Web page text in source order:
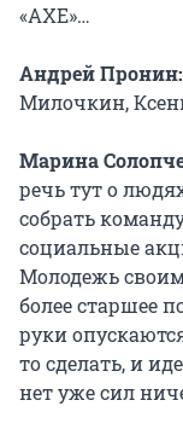
«АХЕ»…
Андрей Пронин:
Милочкин,
Марина
речь тут о
собрать
социальные
Молодежь
более старшее
руки
то сделать, и
нет уже сил